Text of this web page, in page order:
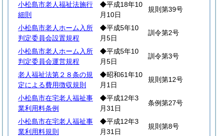
小松島市老人福祉法施行
細則
◆平成18年10
月10日
規則第39号
小松島市老人ホーム入所
判定委員会設置規程
◆平成5年10
月5日
訓令第2号
小松島市老人ホーム入所
判定委員会運営規程
◆平成5年10
月5日
訓令第3号
老人福祉法第２８条の規
定による費用徴収規則
◆昭和61年10
月1日
規則第12号
小松島市在宅老人福祉事
業利用料条例
◆平成12年3
月31日
条例第27号
小松島市在宅老人福祉事
業利用料規則
◆平成12年3
月31日
規則第8号